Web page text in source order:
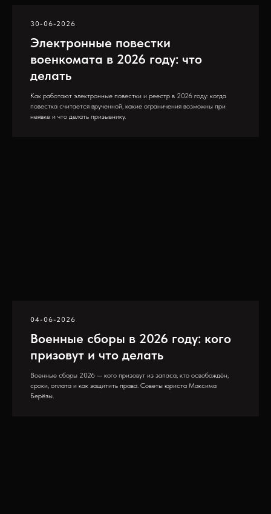
30-06-2026
Электронные повестки
военкомата в 2026 году: что
делать
Как работают электронные повестки и реестр в 2026 году: когда
повестка считается врученной, какие ограничения возможны при
неявке и что делать призывнику.
04-06-2026
Военные сборы в 2026 году: кого
призовут и что делать
Военные сборы 2026 — кого призовут из запаса, кто освобождён,
сроки, оплата и как защитить права. Советы юриста Максима
Берёзы.